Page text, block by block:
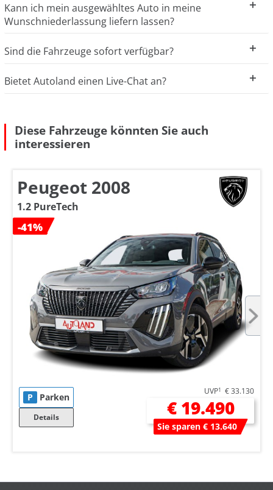
Kann ich mein ausgewähltes Auto in meine
Wunschniederlassung liefern lassen?
Sind die Fahrzeuge sofort verfügbar?
Bietet Autoland einen Live-Chat an?
Diese Fahrzeuge könnten Sie auch
interessieren
Peugeot 2008
1.2 PureTech
-41%
P Parken
Details
UVP1 € 33.130
€ 19.490
Sie sparen € 13.640